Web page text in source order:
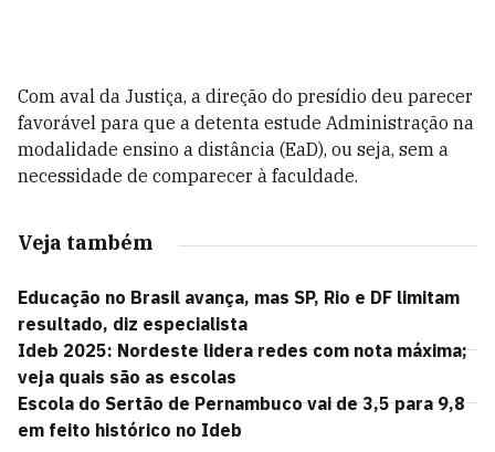
Com aval da Justiça, a direção do presídio deu parecer
favorável para que a detenta estude Administração na
modalidade ensino a distância (EaD), ou seja, sem a
necessidade de comparecer à faculdade.
Veja também
Educação no Brasil avança, mas SP, Rio e DF limitam
resultado, diz especialista
Ideb 2025: Nordeste lidera redes com nota máxima;
veja quais são as escolas
Escola do Sertão de Pernambuco vai de 3,5 para 9,8
em feito histórico no Ideb